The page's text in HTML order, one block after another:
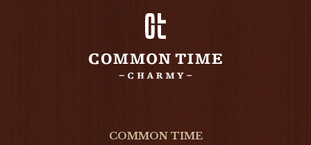
COMMON TIME